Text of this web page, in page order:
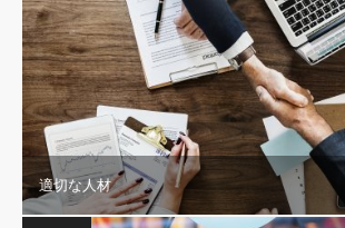
適切な人材